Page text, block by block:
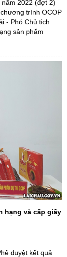
năm 2022 (đợt 2)
trình OCOP
- Phó Chủ tịch
sản phẩm
hạng và cấp giấy
duyệt kết quả